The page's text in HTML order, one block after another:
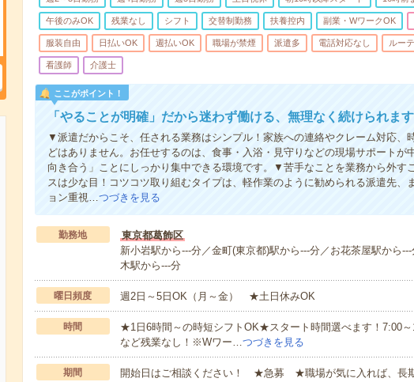
午後のみOK 残業なし シフト 交替制勤務 扶養控内 副業・WワークOK
服装自由 日払いOK 週払いOK 職場が禁煙 派遣多 電話対応なし ルー
看護師 介護士
ここがポイント！
「やることが明確」だから迷わず働ける、無理なく続けられます
▼派遣だからこそ、任される業務はシンプル！家族への連絡やクレーム対応、
どはありません。お任せするのは、食事・入浴・見守りなどの現場サポートが
向き合う」ことにしっかり集中できる環境です。▼苦手なことを業務から外す
スは少な目！コツコツ取り組むタイプは、軽作業のように勧められる派遣先、
ョン重視…つづきを見る
勤務地
東京都葛飾区
新小岩駅から---分／金町(東京都)駅から---分／お花茶屋駅から
木駅から---分
曜日頻度 週2日～5日OK（月～金） ★土日休みOK
時間
★1日6時間～の時短シフトOK★スタート時間選べます！7:00～
など残業なし！※Wワー…つづきを見る
期間 開始日はご相談ください！ ★急募 ★職場が気に入れば、長期